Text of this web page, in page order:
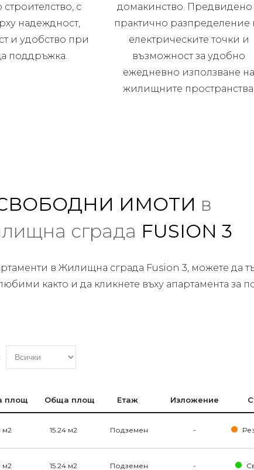
с
надеждност,
и удобство при
поддръжка.
домакинство. Предвидено
практично разпределение
електрическите точки и
възможност за удобно
ежедневно използване на
жилищните пространства.
ИМОТИ в
сграда FUSION 3
в Жилищна сграда Fusion 3, можете да
както и да кликнете въху апартамента за
площ Обща площ Етаж Изложение
м2 15.24 м2 Подземен -
м2 15.24 м2 Подземен -